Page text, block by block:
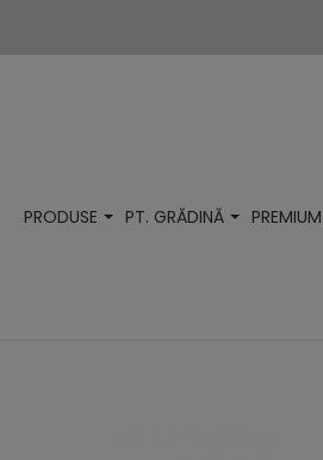
PRODUSE PT. GRĂDINĂ PREMIUM